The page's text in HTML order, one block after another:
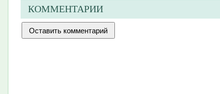
КОММЕНТАРИИ